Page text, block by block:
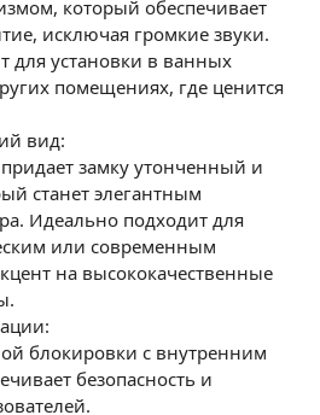
который обеспечивает
исключая громкие звуки.
для установки в ванных
помещениях, где ценится
вид:
замку утонченный и
станет элегантным
Идеально подходит для
или современным
на высококачественные
блокировки с внутренним
безопасность и